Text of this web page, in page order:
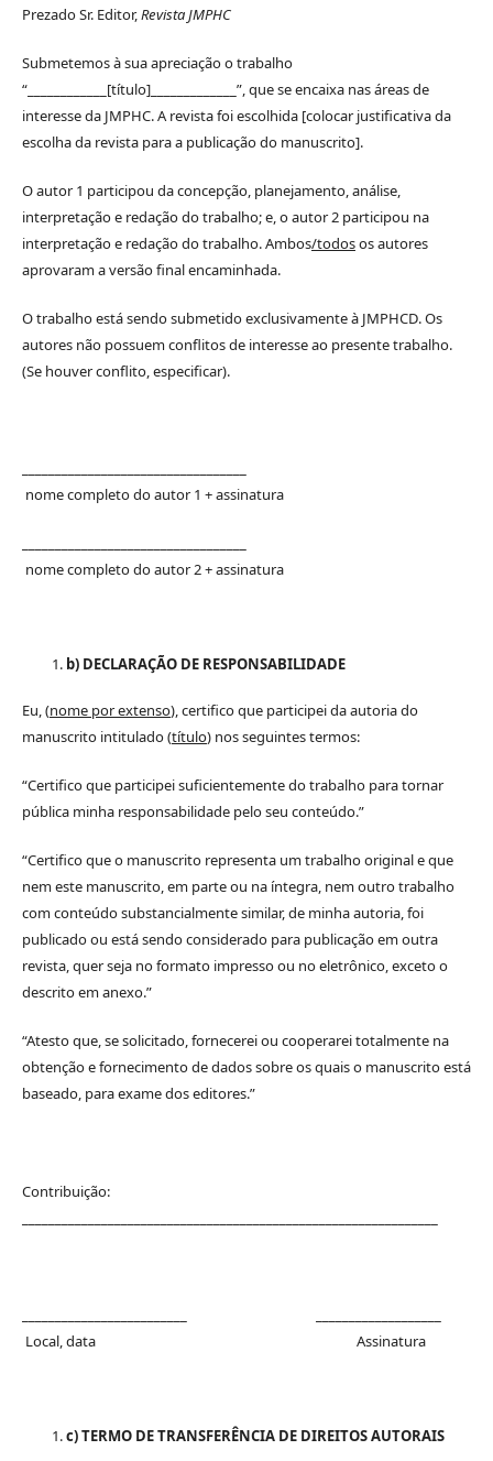
Prezado Sr. Editor,Revista JMPHC
Submetemos à sua apreciação o trabalho
“____________[título]_____________”, que se encaixa nas áreas de
interesse da JMPHC. A revista foi escolhida [colocar justificativa da
escolha da revista para a publicação do manuscrito].
O autor 1 participou da concepção, planejamento, análise,
interpretação e redação do trabalho; e, o autor 2 participou na
interpretação e redação do trabalho. Ambos/todosos autores
aprovaram a versão final encaminhada.
O trabalho está sendo submetido exclusivamente à JMPHCD. Os
autores não possuem conflitos de interesse ao presente trabalho.
(Se houver conflito, especificar).
nome completo do autor 1 + assinatura
nome completo do autor 2 + assinatura
b) DECLARAÇÃO DE RESPONSABILIDADE
Eu, (nome por extenso), certifico que participei da autoria do
manuscrito intitulado (título) nos seguintes termos:
“Certifico que participei suficientemente do trabalho para tornar
pública minha responsabilidade pelo seu conteúdo.”
“Certifico que o manuscrito representa um trabalho original e que
nem este manuscrito, em parte ou na íntegra, nem outro trabalho
com conteúdo substancialmente similar, de minha autoria, foi
publicado ou está sendo considerado para publicação em outra
revista, quer seja no formato impresso ou no eletrônico, exceto o
descrito em anexo.”
“Atesto que, se solicitado, fornecerei ou cooperarei totalmente na
obtenção e fornecimento de dados sobre os quais o manuscrito está
baseado, para exame dos editores.”
Contribuição:
Local, data Assinatura
c) TERMO DE TRANSFERÊNCIA DE DIREITOS AUTORAIS